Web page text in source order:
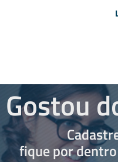
Gostou
fique por